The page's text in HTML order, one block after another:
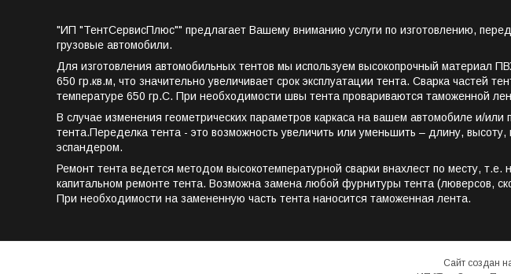
"ИП "ТентСервисПлюс"" предлагает Вашему вниманию услуги по изготовлению,
грузовые автомобили.
Для изготовления автомобильных тентов мы используем высокопрочный материал
650 гр.кв.м, что значительно увеличивает срок эксплуатации тента. Сварка частей
температуре 650 гр.С. При необходимости швы тента провариваются таможенной
В случае изменения геометрических параметров каркаса на вашем автомобиле и/
тента.Переделка тента - это возможность увеличить или уменьшить – длину,
эспандером.
Ремонт тента ведется методом высокотемпературной сварки внахлест по месту,
капитальном ремонте тента. Возможна замена любой фурнитуры тента (люверсов,
При необходимости на замененную часть тента наносится таможенная лента.
Сайт создан